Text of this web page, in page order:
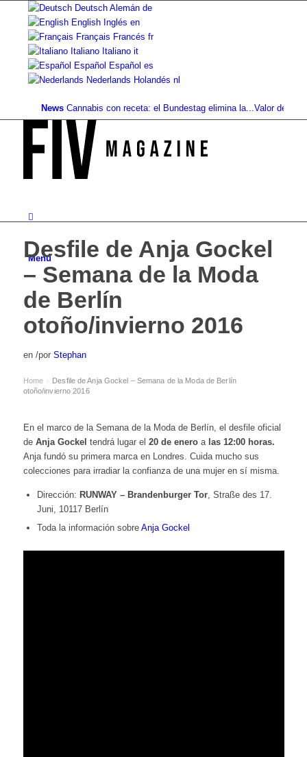
Deutsch Alemán de
English Inglés en
Français Francés fr
Italiano Italiano it
Español Español es
Nederlands Holandés nl
News Cannabis con receta: el Bundestag elimina la...Valor del suelo
Menú
Desfile de Anja Gockel
– Semana de la Moda
de Berlín
otoño/invierno 2016
en /por Stephan
Home › Desfile de Anja Gockel – Semana de la Moda de Berlín
otoño/invierno 2016
En el marco de la Semana de la Moda de Berlín, el desfile oficial
de Anja Gockel tendrá lugar el 20 de eneroa las 12:00 horas.
Anja fundó su primera marca en Londres. Cuida mucho sus
colecciones para irradiar la confianza de una mujer en sí misma.
Dirección: RUNWAY – Brandenburger Tor, Straße des 17.
Juni, 10117 Berlín
Toda la información sobre Anja Gockel